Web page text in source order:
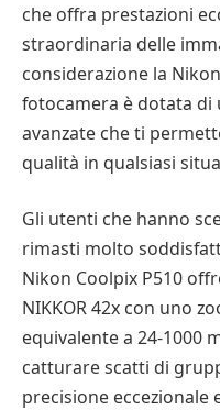
che offra prestazioni
straordinaria delle
considerazione la
fotocamera è dotata di
avanzate che ti
qualità in qualsiasi
Gli utenti che hanno
rimasti molto
Nikon Coolpix P510
NIKKOR 42x con uno
equivalente a 24-1000
catturare scatti di
precisione eccezionale